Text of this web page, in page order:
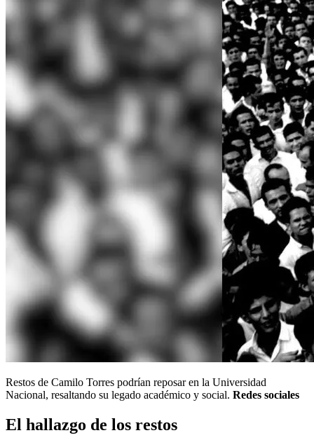
Restos de Camilo Torres podrían reposar en la Universidad
Nacional, resaltando su legado académico y social. Redes sociales
El hallazgo de los restos